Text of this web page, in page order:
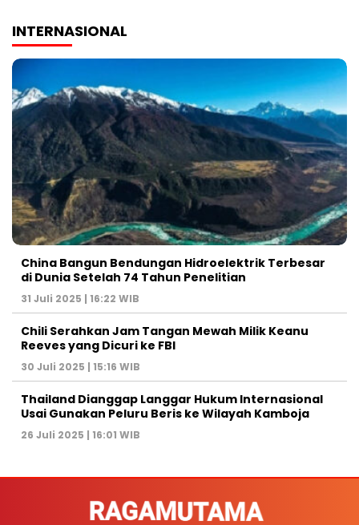
INTERNASIONAL
China Bangun Bendungan Hidroelektrik Terbesar
di Dunia Setelah 74 Tahun Penelitian
31 Juli 2025 | 16:22 WIB
Chili Serahkan Jam Tangan Mewah Milik Keanu
Reeves yang Dicuri ke FBI
30 Juli 2025 | 15:16 WIB
Thailand Dianggap Langgar Hukum Internasional
Usai Gunakan Peluru Beris ke Wilayah Kamboja
26 Juli 2025 | 16:01 WIB